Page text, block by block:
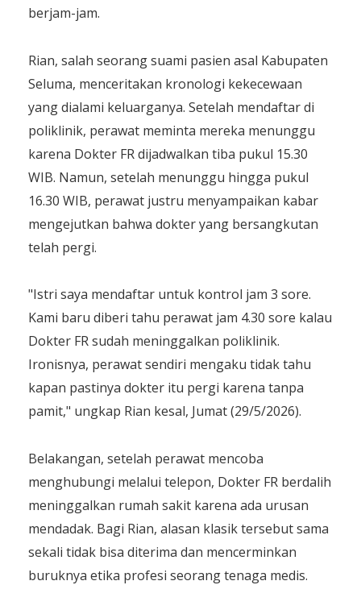
berjam-jam.
​Rian, salah seorang suami pasien asal Kabupaten
Seluma, menceritakan kronologi kekecewaan
yang dialami keluarganya. Setelah mendaftar di
poliklinik, perawat meminta mereka menunggu
karena Dokter FR dijadwalkan tiba pukul 15.30
WIB. Namun, setelah menunggu hingga pukul
16.30 WIB, perawat justru menyampaikan kabar
mengejutkan bahwa dokter yang bersangkutan
telah pergi.
​"Istri saya mendaftar untuk kontrol jam 3 sore.
Kami baru diberi tahu perawat jam 4.30 sore kalau
Dokter FR sudah meninggalkan poliklinik.
Ironisnya, perawat sendiri mengaku tidak tahu
kapan pastinya dokter itu pergi karena tanpa
pamit," ungkap Rian kesal, Jumat (29/5/2026).
​Belakangan, setelah perawat mencoba
menghubungi melalui telepon, Dokter FR berdalih
meninggalkan rumah sakit karena ada urusan
mendadak. Bagi Rian, alasan klasik tersebut sama
sekali tidak bisa diterima dan mencerminkan
buruknya etika profesi seorang tenaga medis.